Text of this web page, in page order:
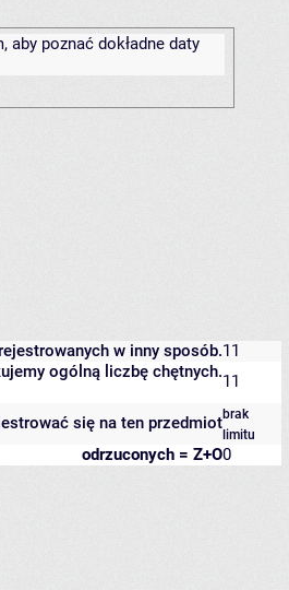
poznać dokładne daty
w inny sposób.11
ogólną liczbę chętnych.11
się na ten przedmiotbrak
limitu
odrzuconych = Z+O0